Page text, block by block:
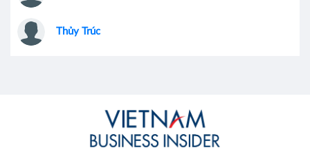
Thủy Trúc